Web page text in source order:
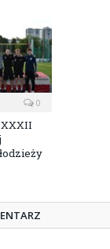
0
XXXII